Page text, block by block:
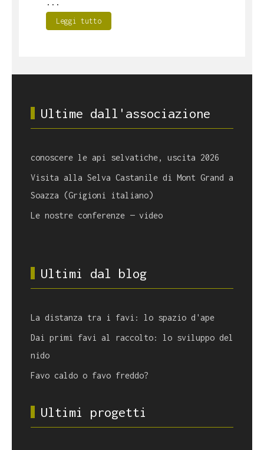
Leggi tutto
Ultime dall'associazione
conoscere le api selvatiche, uscita 2026
Visita alla Selva Castanile di Mont Grand a
Soazza (Grigioni italiano)
Le nostre conferenze — video
Ultimi dal blog
La distanza tra i favi: lo spazio d'ape
Dai primi favi al raccolto: lo sviluppo del
nido
Favo caldo o favo freddo?
Ultimi progetti